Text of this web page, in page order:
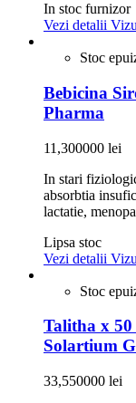
In stoc furnizor
Vezi detalii
Stoc
Bebicina
Pharma
11,300000 lei
In stari
absorbtia
lactatie,
Lipsa stoc
Vezi detalii
Stoc
Talitha x
Solartium
33,550000 lei